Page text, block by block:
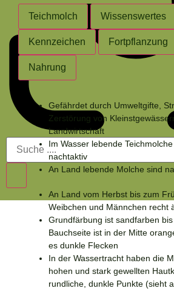
Teichmolch Wissenswertes
Kennzeichen Fortpflanzung
Nahrung
Teichmolch
Lissotriton vulgaris
Teichmolch
Lissotriton vulgaris
Teichmolch
Lissotriton vulgaris
Teichmolch
Lissotriton vulgaris
Teichmolch
Lissotriton vulgaris
Teichmolch
Lissotriton vulgaris
Gefährdet durch Umweltgifte,
Zerstörung von
Landwirtschaft
Im Wasser lebende Teichmolche
nachtaktiv
An Land lebende Molche sind
An Land vom Herbst bis zum
Weibchen und Männchen recht
Grundfärbung ist sandfarben
Bauchseite ist in der Mitte
es dunkle Flecken
In der Wassertracht haben die
hohen und stark gewellten
rundliche, dunkle Punkte (sieht